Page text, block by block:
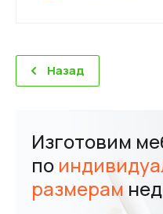
Назад
Изготовим
по
размерам